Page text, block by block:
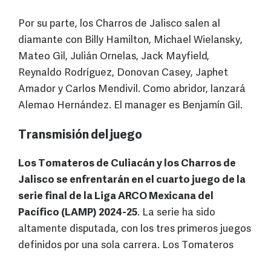
Por su parte, los Charros de Jalisco salen al
diamante con Billy Hamilton, Michael Wielansky,
Mateo Gil, Julián Ornelas, Jack Mayfield,
Reynaldo Rodríguez, Donovan Casey, Japhet
Amador y Carlos Mendivil. Como abridor, lanzará
Alemao Hernández. El manager es Benjamín Gil.
Transmisión del juego
Los Tomateros de Culiacán y los Charros de
Jalisco se enfrentarán en el cuarto juego de la
serie final de la Liga ARCO Mexicana del
Pacífico (LAMP) 2024-25. La serie ha sido
altamente disputada, con los tres primeros juegos
definidos por una sola carrera. Los Tomateros